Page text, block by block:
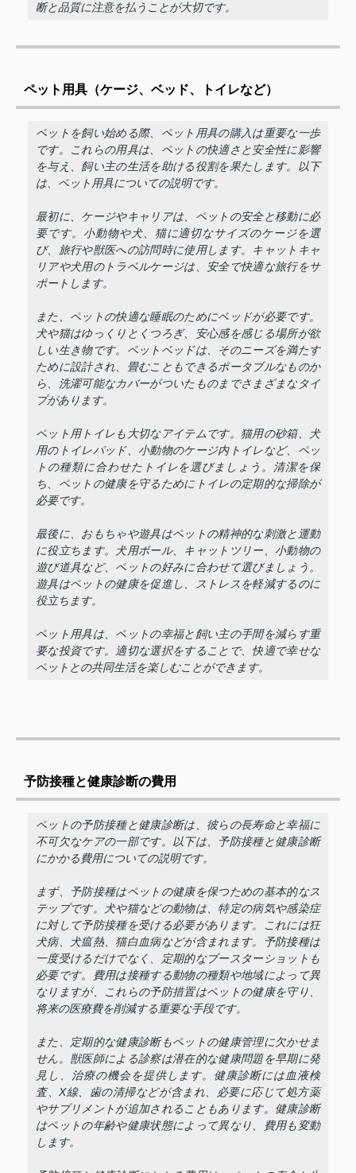
断と品質に注意を払うことが大切です。
ペット用具（ケージ、ベッド、トイレなど）
ペットを飼い始める際、ペット用具の購入は重要な一歩
です。これらの用具は、ペットの快適さと安全性に影響
を与え、飼い主の生活を助ける役割を果たします。以下
は、ペット用具についての説明です。
最初に、ケージやキャリアは、ペットの安全と移動に必
要です。小動物や犬、猫に適切なサイズのケージを選
び、旅行や獣医への訪問時に使用します。キャットキャ
リアや犬用のトラベルケージは、安全で快適な旅行をサ
ポートします。
また、ペットの快適な睡眠のためにベッドが必要です。
犬や猫はゆっくりとくつろぎ、安心感を感じる場所が欲
しい生き物です。ペットベッドは、そのニーズを満たす
ために設計され、畳むこともできるポータブルなものか
ら、洗濯可能なカバーがついたものまでさまざまなタイ
プがあります。
ペット用トイレも大切なアイテムです。猫用の砂箱、犬
用のトイレパッド、小動物のケージ内トイレなど、ペッ
トの種類に合わせたトイレを選びましょう。清潔を保
ち、ペットの健康を守るためにトイレの定期的な掃除が
必要です。
最後に、おもちゃや遊具はペットの精神的な刺激と運動
に役立ちます。犬用ボール、キャットツリー、小動物の
遊び道具など、ペットの好みに合わせて選びましょう。
遊具はペットの健康を促進し、ストレスを軽減するのに
役立ちます。
ペット用具は、ペットの幸福と飼い主の手間を減らす重
要な投資です。適切な選択をすることで、快適で幸せな
ペットとの共同生活を楽しむことができます。
予防接種と健康診断の費用
ペットの予防接種と健康診断は、彼らの長寿命と幸福に
不可欠なケアの一部です。以下は、予防接種と健康診断
にかかる費用についての説明です。
まず、予防接種はペットの健康を保つための基本的なス
テップです。犬や猫などの動物は、特定の病気や感染症
に対して予防接種を受ける必要があります。これには狂
犬病、犬瘟熱、猫白血病などが含まれます。予防接種は
一度受けるだけでなく、定期的なブースターショットも
必要です。費用は接種する動物の種類や地域によって異
なりますが、これらの予防措置はペットの健康を守り、
将来の医療費を削減する重要な手段です。
また、定期的な健康診断もペットの健康管理に欠かせま
せん。獣医師による診察は潜在的な健康問題を早期に発
見し、治療の機会を提供します。健康診断には血液検
査、X線、歯の清掃などが含まれ、必要に応じて処方薬
やサプリメントが追加されることもあります。健康診断
はペットの年齢や健康状態によって異なり、費用も変動
します。